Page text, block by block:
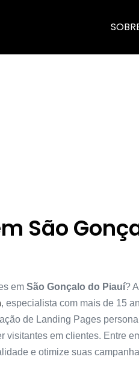
São
em São Gonçalo do Piauí?
, especialista com mais de 15
de Landing Pages
visitantes em clientes. Entre
e otimize suas